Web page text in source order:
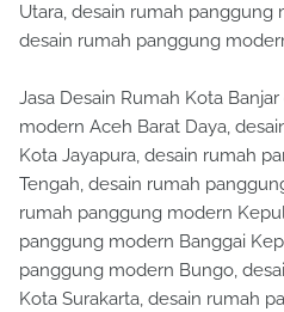
Utara, desain rumah panggung
desain rumah panggung
Jasa Desain Rumah Kota
modern Aceh Barat Daya,
Kota Jayapura, desain rumah
Tengah, desain rumah
rumah panggung modern
panggung modern Banggai
panggung modern Bungo,
Kota Surakarta, desain rumah